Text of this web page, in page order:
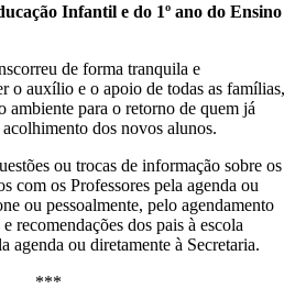
Infantil e do 1º ano do Ensino
de forma tranquila e
o auxílio e o apoio de todas as famílias,
ambiente para o retorno de quem já
dos novos alunos.
ou trocas de informação sobre os
com os Professores pela agenda ou
ou pessoalmente, pelo agendamento
recomendações dos pais à escola
agenda ou diretamente à Secretaria.
***